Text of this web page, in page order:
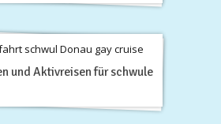
und Aktivreisen für schwule